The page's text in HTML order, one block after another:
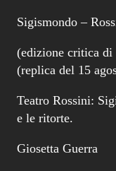
Sigismondo –
(edizione critica di
(replica del 15
Teatro Rossini:
e le ritorte.
Giosetta Guerra